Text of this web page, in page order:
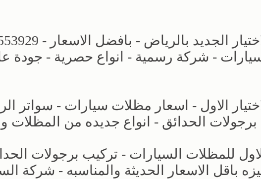
- شركة رسمية - انواع حصرية - جودة
الحدائق - انواع جديده من المظلات
باقل الاسعار الحديثة والمناسبه - شركة